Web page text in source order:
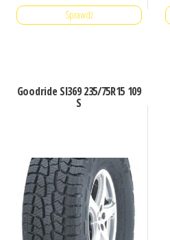
Sprawdź
Goodride Sl369 235/75R15 109
S